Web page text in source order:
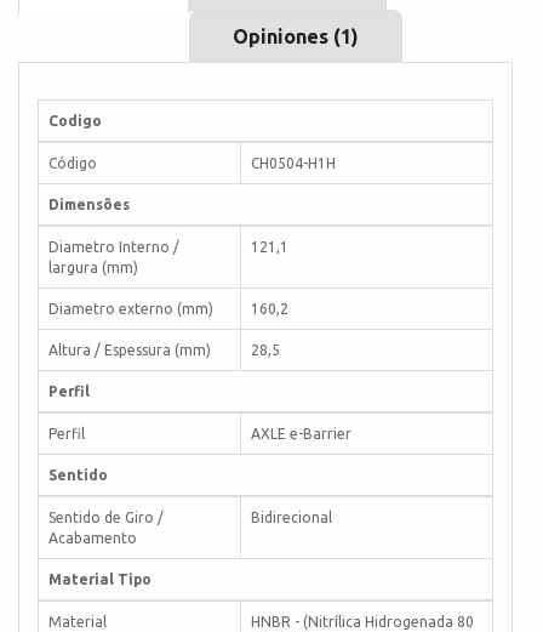
Opiniones (1)
Codigo
Código CH0504-H1H
Dimensões
Diametro Interno /
largura (mm)
121,1
Diametro externo (mm) 160,2
Altura / Espessura (mm) 28,5
Perfil
Perfil AXLE e-Barrier
Sentido
Sentido de Giro /
Acabamento
Bidirecional
Material Tipo
Material
HNBR - (Nitrílica Hidrogenada 80